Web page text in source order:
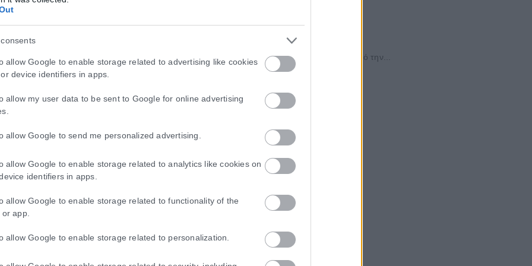
allow Google to enable storage related to advertising like cookies
device identifiers in apps.
allow my user data to be sent to Google for online advertising
allow Google to send me personalized advertising.
allow Google to enable storage related to analytics like cookies on
identifiers in apps.
allow Google to enable storage related to functionality of the
app.
allow Google to enable storage related to personalization.
έως 9 Αυγούστου
γεμάτη σημαντικές πλανητικές μετακινήσεις που αλλάζουν τις ισορροπίες. Από την...
και ας σε πονέσουν
αυτιά, αλλά ανθρώπους που θα μας πουν την αλήθεια όπως ακριβώς...